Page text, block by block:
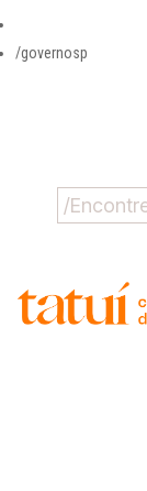
/governosp